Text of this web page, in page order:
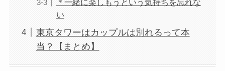
＊一緒に楽しもうという気持ちを忘れな
い
東京タワーはカップルは別れるって本
当？【まとめ】